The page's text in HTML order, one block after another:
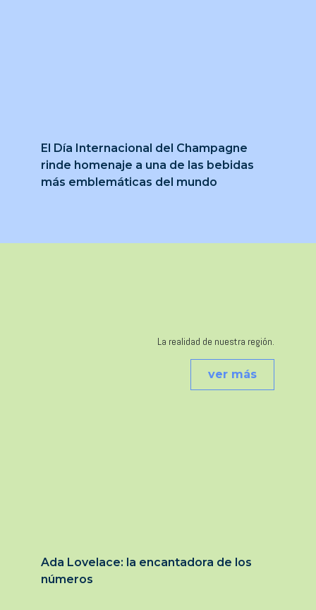
El Día Internacional del Champagne
rinde homenaje a una de las bebidas
más emblemáticas del mundo
La realidad de nuestra región.
ver más
Ada Lovelace: la encantadora de los
números